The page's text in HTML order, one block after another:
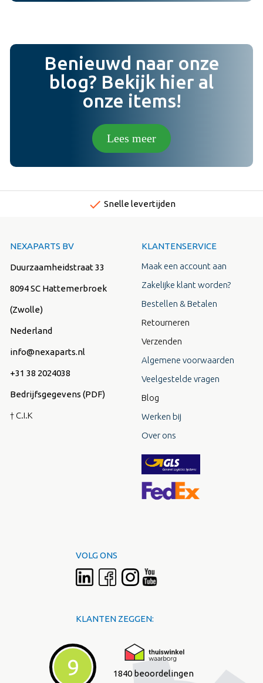
Benieuwd naar onze
blog? Bekijk hier al
onze items!
Lees meer
done Snelle levertijden
NEXAPARTS BV
Duurzaamheidstraat 33
8094 SC Hattemerbroek
(Zwolle)
Nederland
info@nexaparts.nl
+31 38 2024038
Bedrijfsgegevens (PDF)
† C.I.K
KLANTENSERVICE
Maak een account aan
Zakelijke klant worden?
Bestellen & Betalen
Retourneren
Verzenden
Algemene voorwaarden
Veelgestelde vragen
Blog
Werken bij
Over ons
VOLG ONS
KLANTEN ZEGGEN:
9 1840 beoordelingen